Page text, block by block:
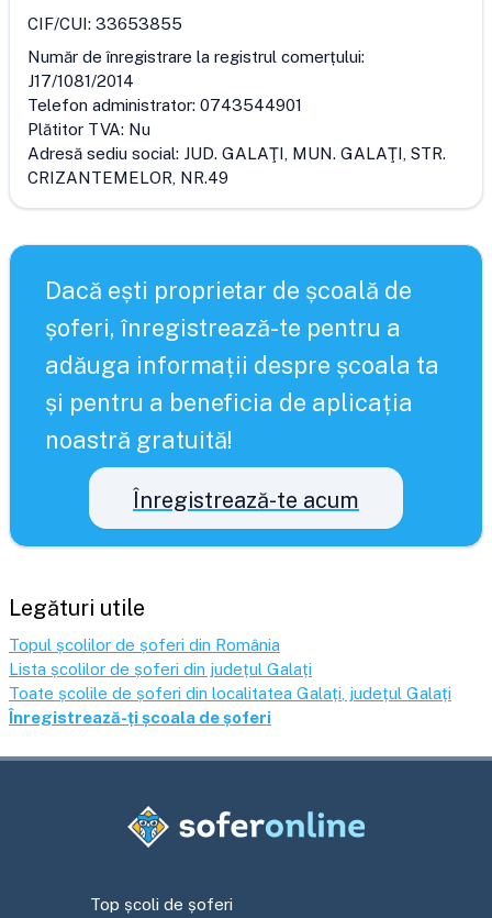
CIF/CUI: 33653855
Număr de înregistrare la registrul comerțului:
J17/1081/2014
Telefon administrator: 0743544901
Plătitor TVA: Nu
Adresă sediu social: JUD. GALAŢI, MUN. GALAŢI, STR.
CRIZANTEMELOR, NR.49
Dacă ești proprietar de școală de
șoferi, înregistrează-te pentru a
adăuga informații despre școala ta
și pentru a beneficia de aplicația
noastră gratuită!
Înregistrează-te acum
Legături utile
Topul școlilor de șoferi din România
Lista școlilor de șoferi din județul Galați
Toate școlile de șoferi din localitatea Galați , județul Galați
Înregistrează-ți școala de șoferi
Top școli de șoferi